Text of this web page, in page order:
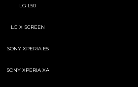
LG L50
LG X SCREEN
SONY XPERIA E5
SONY XPERIA XA